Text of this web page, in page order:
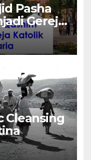
Pasha
Gereja
Cleansing